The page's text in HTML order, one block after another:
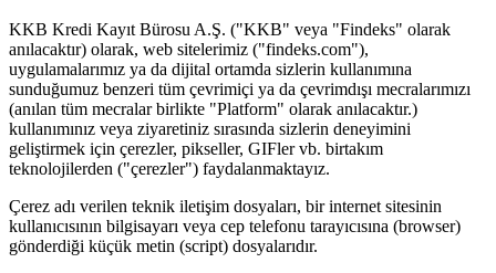
KKB Kredi Kayıt Bürosu A.Ş. ("KKB" veya "Findeks" olarak
anılacaktır) olarak, web sitelerimiz ("findeks.com"),
uygulamalarımız ya da dijital ortamda sizlerin kullanımına
sunduğumuz benzeri tüm çevrimiçi ya da çevrimdışı mecralarımızı
(anılan tüm mecralar birlikte "Platform" olarak anılacaktır.)
kullanımınız veya ziyaretiniz sırasında sizlerin deneyimini
geliştirmek için çerezler, pikseller, GIFler vb. birtakım
teknolojilerden ("çerezler") faydalanmaktayız.
Çerez adı verilen teknik iletişim dosyaları, bir internet sitesinin
kullanıcısının bilgisayarı veya cep telefonu tarayıcısına (browser)
gönderdiği küçük metin (script) dosyalarıdır.